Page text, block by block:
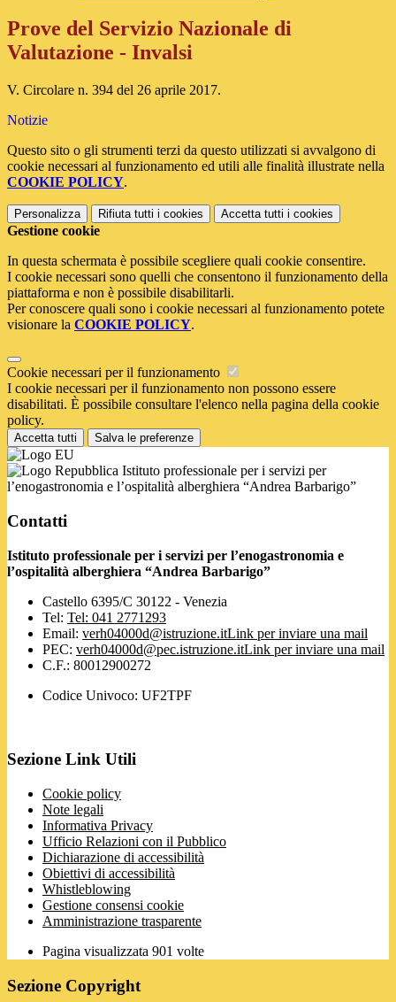
Prove del Servizio Nazionale di
Valutazione - Invalsi
V. Circolare n. 394 del 26 aprile 2017.
Notizie
Questo sito o gli strumenti terzi da questo utilizzati si avvalgono di
cookie necessari al funzionamento ed utili alle finalità illustrate nella
COOKIE POLICY.
Personalizza Rifiuta tutti i cookies Accetta tutti i cookies
Gestione cookie
In questa schermata è possibile scegliere quali cookie consentire.
I cookie necessari sono quelli che consentono il funzionamento della
piattaforma e non è possibile disabilitarli.
Per conoscere quali sono i cookie necessari al funzionamento potete
visionare la COOKIE POLICY.
Cookie necessari per il funzionamento
I cookie necessari per il funzionamento non possono essere
disabilitati. È possibile consultare l'elenco nella pagina della cookie
policy.
Accetta tutti Salva le preferenze
Istituto professionale per i servizi per
l’enogastronomia e l’ospitalità alberghiera “Andrea Barbarigo”
Contatti
Istituto professionale per i servizi per l’enogastronomia e
l’ospitalità alberghiera “Andrea Barbarigo”
Castello 6395/C 30122 - Venezia
Tel: Tel: 041 2771293
Email: verh04000d@istruzione.itLink per inviare una mail
PEC: verh04000d@pec.istruzione.itLink per inviare una mail
C.F.: 80012900272
Codice Univoco: UF2TPF
Sezione Link Utili
Cookie policy
Note legali
Informativa Privacy
Ufficio Relazioni con il Pubblico
Dichiarazione di accessibilità
Obiettivi di accessibilità
Whistleblowing
Gestione consensi cookie
Amministrazione trasparente
Pagina visualizzata 901 volte
Sezione Copyright